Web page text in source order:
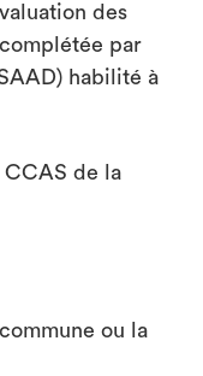
des
par
habilité à
CCAS de la
ou la